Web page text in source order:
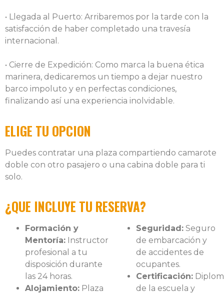
• Llegada al Puerto: Arribaremos por la tarde con la
satisfacción de haber completado una travesía
internacional.
• Cierre de Expedición: Como marca la buena ética
marinera, dedicaremos un tiempo a dejar nuestro
barco impoluto y en perfectas condiciones,
finalizando así una experiencia inolvidable.
ELIGE TU OPCION
Puedes contratar una plaza compartiendo camarote
doble con otro pasajero o una cabina doble para ti
solo.
¿QUE INCLUYE TU RESERVA?
Formación y
Mentoría: Instructor
profesional a tu
disposición durante
las 24 horas.
Alojamiento: Plaza
Seguridad: Seguro
de embarcación y
de accidentes de
ocupantes.
Certificación:
de la escuela y